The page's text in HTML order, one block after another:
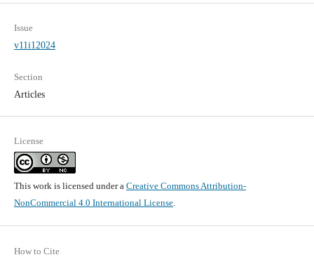
Issue
v11i12024
Section
Articles
License
This work is licensed under a Creative Commons Attribution-
NonCommercial 4.0 International License.
How to Cite